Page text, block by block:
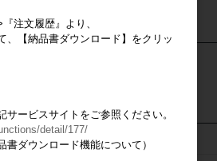
カートは空です
注文履歴』より、
【納品書ダウンロード】をクリッ
サービスサイトをご参照ください。
detail/177/
ダウンロード機能について）